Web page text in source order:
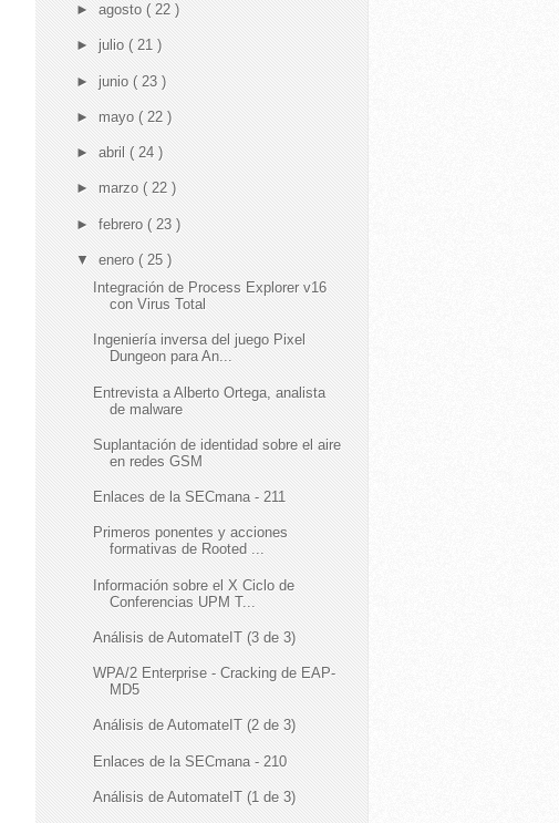
► agosto ( 22 )
► julio ( 21 )
► junio ( 23 )
► mayo ( 22 )
► abril ( 24 )
► marzo ( 22 )
► febrero ( 23 )
▼ enero ( 25 )
Integración de Process Explorer v16
con Virus Total
Ingeniería inversa del juego Pixel
Dungeon para An...
Entrevista a Alberto Ortega, analista
de malware
Suplantación de identidad sobre el aire
en redes GSM
Enlaces de la SECmana - 211
Primeros ponentes y acciones
formativas de Rooted ...
Información sobre el X Ciclo de
Conferencias UPM T...
Análisis de AutomateIT (3 de 3)
WPA/2 Enterprise - Cracking de EAP-
MD5
Análisis de AutomateIT (2 de 3)
Enlaces de la SECmana - 210
Análisis de AutomateIT (1 de 3)